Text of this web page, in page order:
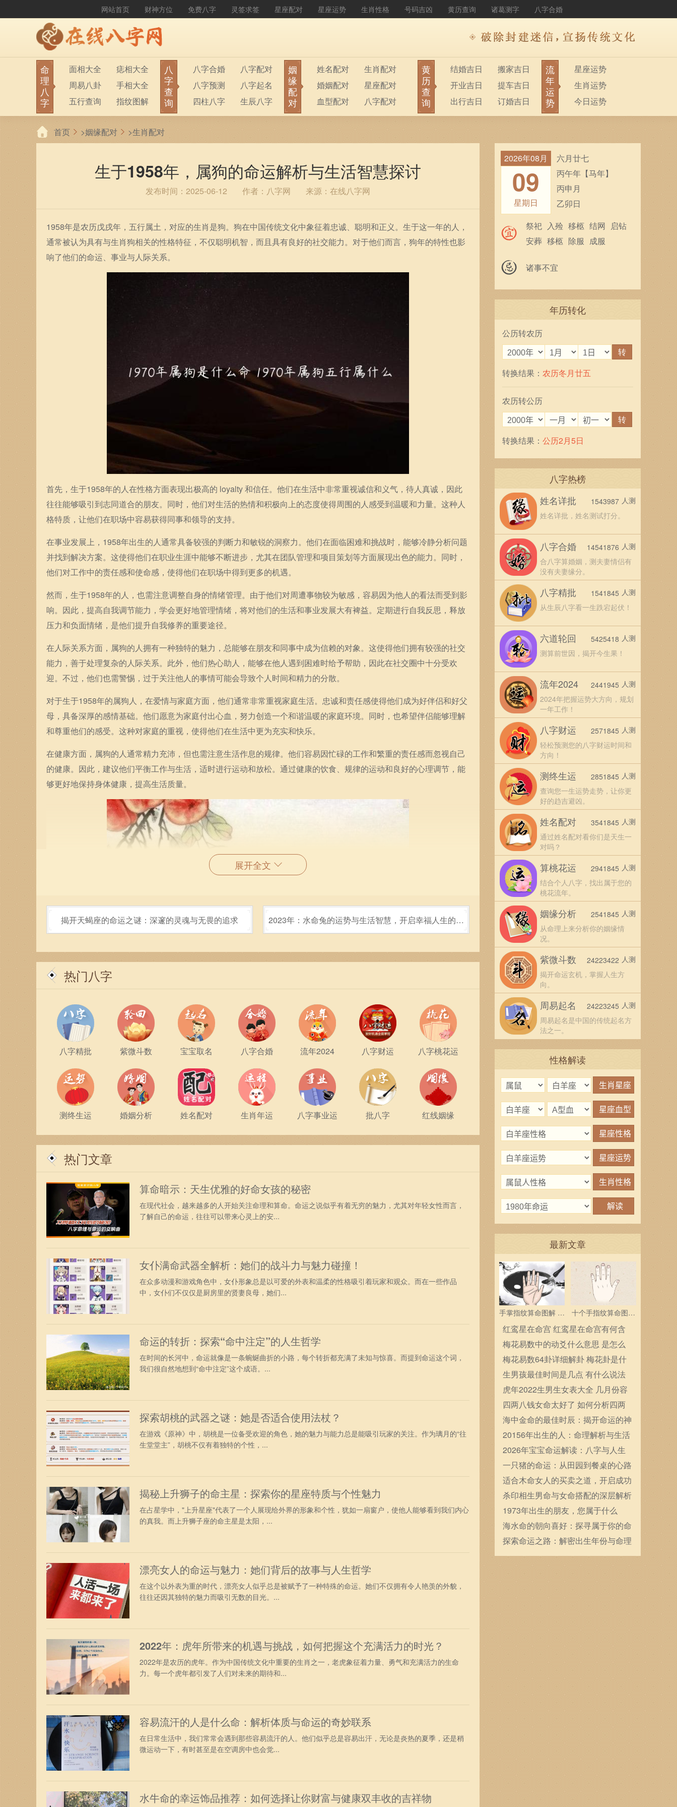
网站首页 财神方位 免费八字 灵签求签 星座配对 星座运势 生肖性格 号码吉凶 黄历查询 诸葛测字 八字合婚
命
理
八
字
面相大全
痣相大全
周易八卦
手相大全
五行查询
指纹图解
生男生女
称骨算命
前世今生
塔罗占卜
八
字
查
询
八字合婚
八字配对
八字预测
八字起名
四柱八字
生辰八字
六十甲子
八字排盘
姻
缘
配
对
姓名配对
生肖配对
婚姻配对
星座配对
血型配对
八字配对
黄
历
查
询
结婚吉日
搬家吉日
开业吉日
提车吉日
出行吉日
订婚吉日
流
年
运
势
星座运势
生肖运势
今日运势
首页 >姻缘配对 >生肖配对
生于1958年，属狗的命运解析与生活智慧探讨
发布时间：2025-06-12 作者：八字网 来源：在线八字网
1958年是农历戊戌年，五行属土，对应的生肖是狗。狗在中国传统文化中象征着忠诚、聪明和正义。生于这一年的人，
通常被认为具有与生肖狗相关的性格特征，不仅聪明机智，而且具有良好的社交能力。对于他们而言，狗年的特性也影
响了他们的命运、事业与人际关系。
首先，生于1958年的人在性格方面表现出极高的 loyalty 和信任。他们在生活中非常重视诚信和义气，待人真诚，因此
往往能够吸引到志同道合的朋友。同时，他们对生活的热情和积极向上的态度使得周围的人感受到温暖和力量。这种人
格特质，让他们在职场中容易获得同事和领导的支持。
在事业发展上，1958年出生的人通常具备较强的判断力和敏锐的洞察力。他们在面临困难和挑战时，能够冷静分析问题
并找到解决方案。这使得他们在职业生涯中能够不断进步，尤其在团队管理和项目策划等方面展现出色的能力。同时，
他们对工作中的责任感和使命感，使得他们在职场中得到更多的机遇。
然而，生于1958年的人，也需注意调整自身的情绪管理。由于他们对周遭事物较为敏感，容易因为他人的看法而受到影
响。因此，提高自我调节能力，学会更好地管理情绪，将对他们的生活和事业发展大有裨益。定期进行自我反思，释放
压力和负面情绪，是他们提升自我修养的重要途径。
在人际关系方面，属狗的人拥有一种独特的魅力，总能够在朋友和同事中成为信赖的对象。这使得他们拥有较强的社交
能力，善于处理复杂的人际关系。此外，他们热心助人，能够在他人遇到困难时给予帮助，因此在社交圈中十分受欢
迎。不过，他们也需警惕，过于关注他人的事情可能会导致个人时间和精力的分散。
对于生于1958年的属狗人，在爱情与家庭方面，他们通常非常重视家庭生活。忠诚和责任感使得他们成为好伴侣和好父
母，具备深厚的感情基础。他们愿意为家庭付出心血，努力创造一个和谐温暖的家庭环境。同时，也希望伴侣能够理解
和尊重他们的感受。这种对家庭的重视，使得他们在生活中更为充实和快乐。
在健康方面，属狗的人通常精力充沛，但也需注意生活作息的规律。他们容易因忙碌的工作和繁重的责任感而忽视自己
的健康。因此，建议他们平衡工作与生活，适时进行运动和放松。通过健康的饮食、规律的运动和良好的心理调节，能
够更好地保持身体健康，提高生活质量。
总结来说，生于1958年的人在性格、事业、家庭和健康等各个方面，皆具有其独特的特征。他们展现出的忠诚、责任感
和敏锐的判断力为他们在生活中铺就了一条相对顺利的道路。然而，如何有效地管理情绪，平衡工作与生活，同样是他
们需要关注的重要课题。通过不断的自我提升与调整，他们能够在未来的人生旅程中，展现出更为精彩的一面。
人生充满挑战，但也是机遇的汇聚。在1958年的狗年出生的人，应该勇于面对生活中的一切可能，发挥他们的特长与优
点，追求更丰富的生活体验。正如狗所代表的忠诚和守护，他们也应该懂得珍惜拥有的，守护身边的幸福，努力活出精
彩人生。
展开全文
揭开天蝎座的命运之谜：深邃的灵魂与无畏的追求 2023年：水命兔的运势与生活智慧，开启幸福人生的钥
热门八字
八字精批 紫微斗数 宝宝取名 八字合婚 流年2024 八字财运 八字桃花运
测终生运 婚姻分析 姓名配对 生肖年运 八字事业运 批八字 红线姻缘
热门文章
算命暗示：天生优雅的好命女孩的秘密
在现代社会，越来越多的人开始关注命理和算命。命运之说似乎有着无穷的魅力，尤其对年轻女性而言，
了解自己的命运，往往可以带来心灵上的安...
女仆满命武器全解析：她们的战斗力与魅力碰撞！
在众多动漫和游戏角色中，女仆形象总是以可爱的外表和温柔的性格吸引着玩家和观众。而在一些作品
中，女仆们不仅仅是厨房里的贤妻良母，她们...
命运的转折：探索“命中注定”的人生哲学
在时间的长河中，命运就像是一条蜿蜒曲折的小路，每个转折都充满了未知与惊喜。而提到命运这个词，
我们很自然地想到“命中注定”这个成语。...
探索胡桃的武器之谜：她是否适合使用法杖？
在游戏《原神》中，胡桃是一位备受欢迎的角色，她的魅力与能力总是能吸引玩家的关注。作为璃月的“往
生堂堂主”，胡桃不仅有着独特的个性，...
揭秘上升狮子的命主星：探索你的星座特质与个性魅力
在占星学中，"上升星座"代表了一个人展现给外界的形象和个性，犹如一扇窗户，使他人能够看到我们内心
的真我。而上升狮子座的命主星是太阳，...
漂亮女人的命运与魅力：她们背后的故事与人生哲学
在这个以外表为重的时代，漂亮女人似乎总是被赋予了一种特殊的命运。她们不仅拥有令人艳羡的外貌，
往往还因其独特的魅力而吸引无数的目光。...
2022年：虎年所带来的机遇与挑战，如何把握这个充满活力的时光？
2022年是农历的虎年。作为中国传统文化中重要的生肖之一，老虎象征着力量、勇气和充满活力的生命
力。每一个虎年都引发了人们对未来的期待和...
容易流汗的人是什么命：解析体质与命运的奇妙联系
在日常生活中，我们常常会遇到那些容易流汗的人。他们似乎总是容易出汗，无论是炎热的夏季，还是稍
微运动一下，有时甚至是在空调房中也会觉...
水牛命的幸运饰品推荐：如何选择让你财富与健康双丰收的吉祥物
2026年08月
09
星期日
六月廿七
丙午年【马年】
丙申月
乙卯日
祭祀 入殓 移柩 结网 启钻
安葬 移柩 除服 成服
诸事不宜
年历转化
公历转农历
转
转换结果： 农历冬月廿五
农历转公历
转
转换结果： 公历2月5日
八字热榜
姓名详批
姓名详批，姓名测试打分。
1543987 人测
八字合婚
合八字算婚姻，测夫妻情侣有
没有夫妻缘分。
14541876 人测
八字精批
从生辰八字看一生跌宕起伏！
1541845 人测
六道轮回
测算前世因，揭开今生果！
5425418 人测
流年2024
2024年把握运势大方向，规划
一年工作！
2441945 人测
八字财运
轻松预测您的八字财运时间和
方向！
2571845 人测
测终生运
查询您一生运势走势，让你更
好的趋吉避凶。
2851845 人测
姓名配对
通过姓名配对看你们是天生一
对吗？
3541845 人测
算桃花运
结合个人八字，找出属于您的
桃花流年。
2941845 人测
姻缘分析
从命理上来分析你的姻缘情
况。
2541845 人测
紫微斗数
揭开命运玄机，掌握人生方
向。
24223422 人测
周易起名
周易起名是中国的传统起名方
法之一。
24223245 人测
性格解读
最新文章
手掌指纹算命图解 三
个斗多为中层领导
十个手指纹算命图解
分析指纹算命是什么
红鸾星在命宫 红鸾星在命宫有何含
义
梅花易数中的动爻什么意思 是怎么
确定的
梅花易数64卦详细解卦 梅花卦是什
么
生男孩最佳时间是几点 有什么说法
虎年2022生男生女表大全 几月份容
易生男宝宝
四两八钱女命太好了 如何分析四两
八钱女命
海中金命的最佳时辰：揭开命运的神
秘篇章
20156年出生的人：命理解析与生活
启示
2026年宝宝命运解读：八字与人生
的启示与规划
一只猪的命运：从田园到餐桌的心路
历程
适合木命女人的买卖之道，开启成功
之门！
杀印相生男命与女命搭配的深层解析
1973年出生的朋友，您属于什么
命？一起来揭秘吧！
海水命的朝向喜好：探寻属于你的命
理方向与生活智慧
探索命运之路：解密出生年份与命理
的奇妙联系